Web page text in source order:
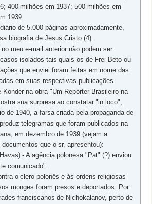
400 milhões em 1937; 500 milhões em
1939.
de 5.000 páginas aproximadamente,
biografia de Jesus Cristo (4).
meu e-mail anterior não podem ser
isolados tais quais os de Frei Beto ou
que enviei foram feitas em nome das
em suas respectivas publicações.
Konder na obra "Um Repórter Brasileiro na
sua surpresa ao constatar "in loco",
de 1940, a farsa criada pela propaganda de
telegramas que foram publicados na
em dezembro de 1939 (vejam a
que o sr, apresentou):
- A agência polonesa "Pat" (?) enviou
comunicado".
o clero polonês e às ordens religiosas
monges foram presos e deportados. Por
franciscanos de Nichokalanov, perto de